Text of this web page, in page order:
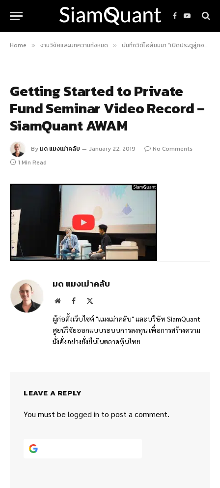
Facebook
YouTube
Home » งานวิจัยและบทความทั้งหมด » บันทึกวิดีโอสัมมนา “เปิดประตูสู่กองทุนส่วนบุคคลในประเทศไทย”
Getting Started to Private
Fund Seminar Video Record –
SiamQuant AWAM
By มด แมงเม่าคลับ January 22, 2019
No Comments
1 Min Read
มด แมงเม่าคลับ
WebsiteFacebook
ผู้ก่อตั้งเว็บไซต์ "แมงเม่าคลับ" และบริษัท SiamQuant
ศูยน์วิจัยออกแบบระบบการลงทุน เพื่อการสร้างความ
มั่งคั่งอย่างยั่งยืนในตลาดหุ้นไทย
LEAVE A REPLY
You must be logged in to post a comment.